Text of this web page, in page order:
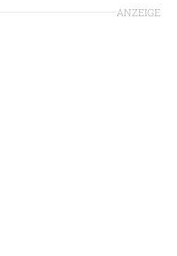
ANZEIGE